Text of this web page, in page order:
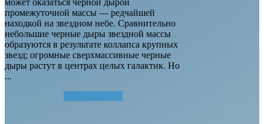
промежуточной массы — редчайшей
находкой на звездном небе. Сравнительно
небольшие черные дыры звездной массы
образуются в результате коллапса крупных
звезд; огромные сверхмассивные черные
дыры растут в центрах целых галактик. Но
...